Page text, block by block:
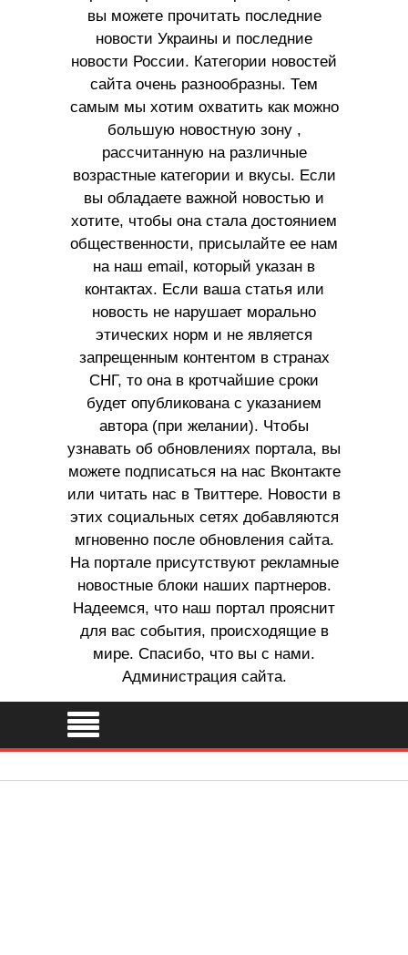
вы можете прочитать последние
новости Украины и последние
новости России. Категории новостей
сайта очень разнообразны. Тем
самым мы хотим охватить как можно
большую новостную зону ,
рассчитанную на различные
возрастные категории и вкусы. Если
вы обладаете важной новостью и
хотите, чтобы она стала достоянием
общественности, присылайте ее нам
на наш email, который указан в
контактах. Если ваша статья или
новость не нарушает морально
этических норм и не является
запрещенным контентом в странах
СНГ, то она в кротчайшие сроки
будет опубликована с указанием
автора (при желании). Чтобы
узнавать об обновлениях портала, вы
можете подписаться на нас Вконтакте
или читать нас в Твиттере. Новости в
этих социальных сетях добавляются
мгновенно после обновления сайта.
На портале присутствуют рекламные
новостные блоки наших партнеров.
Надеемся, что наш портал прояснит
для вас события, происходящие в
мире. Спасибо, что вы с нами.
Администрация сайта.